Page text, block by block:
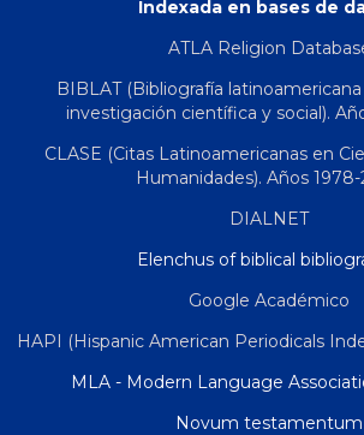
Indexada en bases de
ATLA Religion
BIBLAT (Bibliografía
investigación científica y social).
CLASE (Citas Latinoamericanas en
Humanidades). Años
DIALNET
Elenchus of biblical
Google Académico
HAPI (Hispanic American Periodicals
MLA - Modern Language
Novum testamentum